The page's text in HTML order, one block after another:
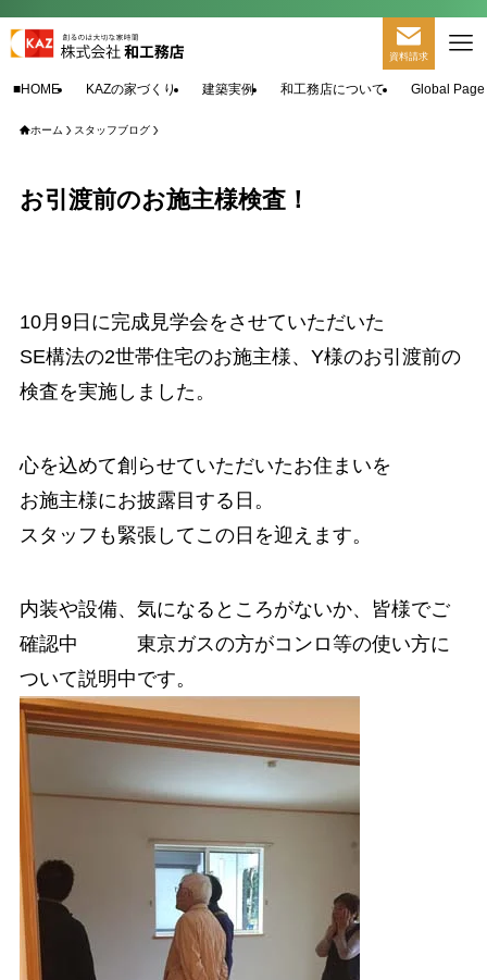
資料請求
■HOME KAZの家づくり 建築実例 和工務店について Global
ホーム スタッフブログ
お引渡前のお施主様検査！
10月9日に完成見学会をさせていただいた
SE構法の2世帯住宅のお施主様、Y様のお引渡前の
検査を実施しました。
心を込めて創らせていただいたお住まいを
お施主様にお披露目する日。
スタッフも緊張してこの日を迎えます。
内装や設備、気になるところがないか、皆様でご
確認中 東京ガスの方がコンロ等の使い方に
ついて説明中です。